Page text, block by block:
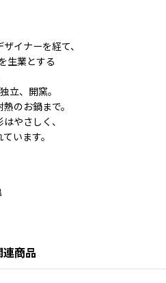
イナーを経て、
生業とする
立、開窯。
のお鍋まで。
やさしく、
います。
連商品